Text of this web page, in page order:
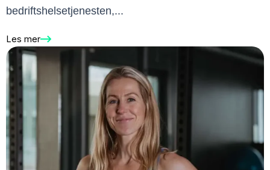
bedriftshelsetjenesten,...
Les mer